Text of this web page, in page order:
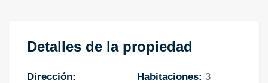
Detalles de la propiedad
Dirección:
Habitaciones: 3